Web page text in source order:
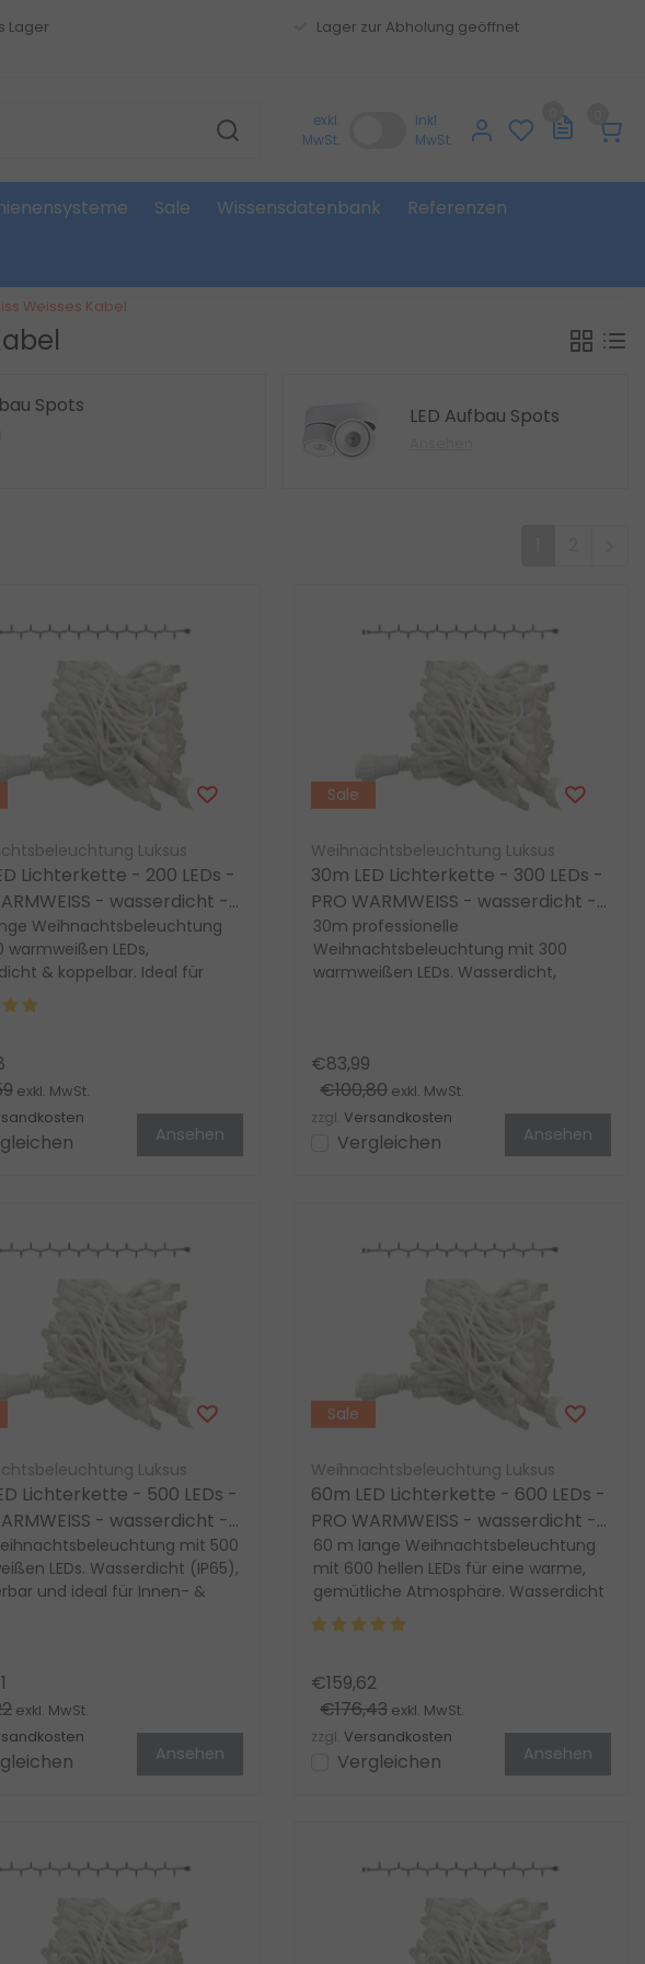
Lager Lager zur Abholung geöffnet
exkl.
MwSt.
Inkl.
MwSt.
Sale Wissensdatenbank Referenzen
Weisses Kabel
Spots LED Aufbau Spots
Luksus
Lichterkette - 200 LEDs -
- wasserdicht -
Weihnachtsbeleuchtung
warmweißen LEDs,
& koppelbar. Ideal für
draußen. Inkl. Net...
exkl. MwSt.
Ansehen
Sale
Weihnachtsbeleuchtung Luksus
30m LED Lichterkette - 300 LEDs -
PRO WARMWEISS - wasserdicht -
erweiterbar
30m professionelle
Weihnachtsbeleuchtung mit 300
warmweißen LEDs. Wasserdicht,
€83,99
€100,80 exkl. MwSt.
zzgl. Versandkosten
Vergleichen Ansehen
Luksus
Lichterkette - 500 LEDs -
- wasserdicht -
mit 500
LEDs. Wasserdicht (IP65),
und ideal für Innen- &
exkl. MwSt.
Ansehen
Sale
Weihnachtsbeleuchtung Luksus
60m LED Lichterkette - 600 LEDs -
PRO WARMWEISS - wasserdicht -
erweiterbar
60 m lange Weihnachtsbeleuchtung
mit 600 hellen LEDs für eine warme,
gemütliche Atmosphäre. Wasserdicht
für Innen & Auße...
€159,62
€176,43 exkl. MwSt.
zzgl. Versandkosten
Vergleichen Ansehen